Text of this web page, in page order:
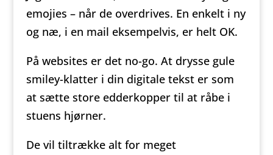
emojies – når de overdrives. En enkelt i ny
og næ, i en mail eksempelvis, er helt OK.
På websites er det no-go. At drysse gule
smiley-klatter i din digitale tekst er som
at sætte store edderkopper til at råbe i
stuens hjørner.
De vil tiltrække alt for meget